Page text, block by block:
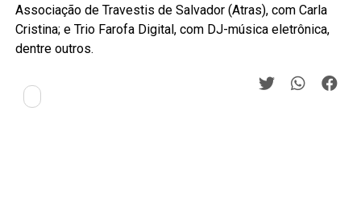
Associação de Travestis de Salvador (Atras), com Carla
Cristina; e Trio Farofa Digital, com DJ-música eletrônica,
dentre outros.